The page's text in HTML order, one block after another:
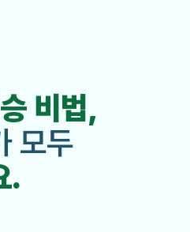
비법,
모두
.